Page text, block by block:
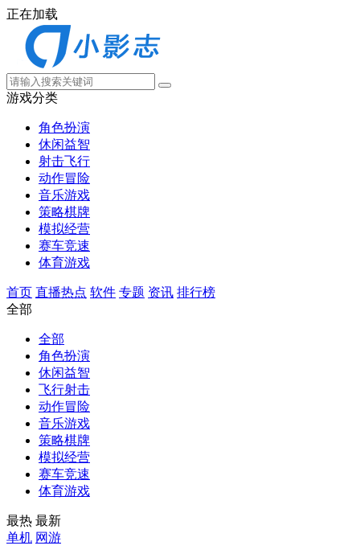
正在加载
游戏分类
角色扮演
休闲益智
射击飞行
动作冒险
音乐游戏
策略棋牌
模拟经营
赛车竞速
体育游戏
首页 直播热点 软件 专题 资讯 排行榜
全部
全部
角色扮演
休闲益智
飞行射击
动作冒险
音乐游戏
策略棋牌
模拟经营
赛车竞速
体育游戏
最热 最新
单机 网游